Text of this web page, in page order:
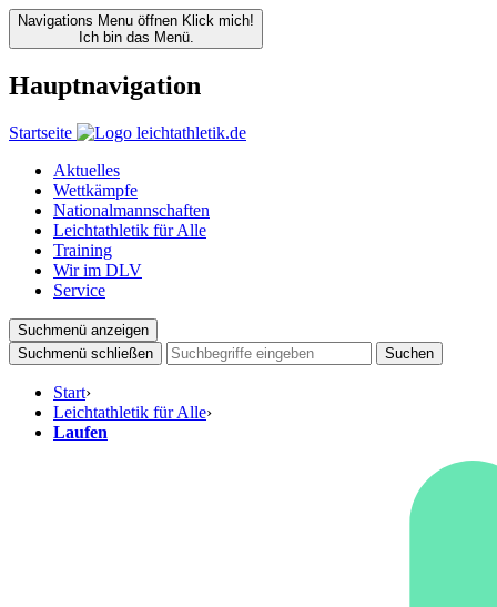
Navigations Menu öffnen Klick mich!
Ich bin das Menü.
Hauptnavigation
Startseite
Aktuelles
Wettkämpfe
Nationalmannschaften
Leichtathletik für Alle
Training
Wir im DLV
Service
Suchmenü anzeigen
Suchmenü schließen
Suchen
Start›
Leichtathletik für Alle›
Laufen